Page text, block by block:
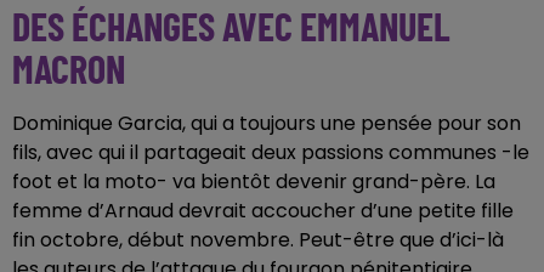
DES ÉCHANGES AVEC EMMANUEL
MACRON
Dominique Garcia, qui a toujours une pensée pour son
fils, avec qui il partageait deux passions communes -le
foot et la moto- va bientôt devenir grand-père. La
femme d’Arnaud devrait accoucher d’une petite fille
fin octobre, début novembre. Peut-être que d’ici-là